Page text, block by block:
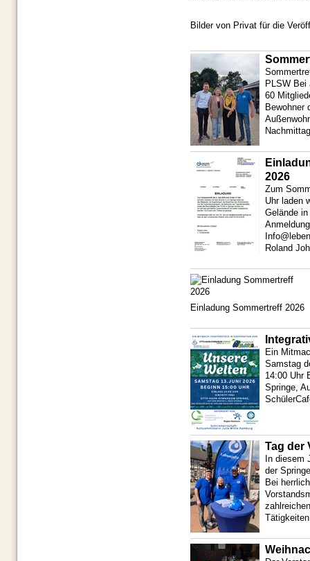
Bilder von Privat für die
PLSW Bei
60
Bewohner
2026
Zum
Uhr laden
Gelände
Roland
Einladung Sommertreff 2026
Ein
Samstag
14:00 Uhr
Springe,
Tag der
In diesem
der
Bei